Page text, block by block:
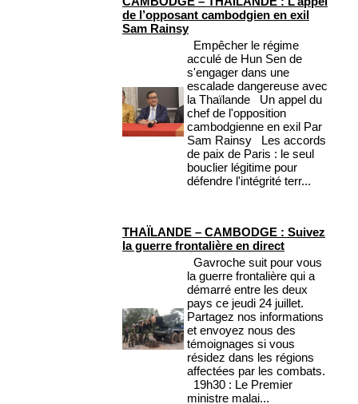
de l’opposant cambodgien en exil
Sam Rainsy
Empêcher le régime
acculé de Hun Sen de
s'engager dans une
escalade dangereuse avec
la Thaïlande Un appel du
chef de l'opposition
cambodgienne en exil Par
Sam Rainsy Les accords
de paix de Paris : le seul
bouclier légitime pour
défendre l'intégrité terr...
THAÏLANDE – CAMBODGE : Suivez
la guerre frontalière en direct
Gavroche suit pour vous
la guerre frontalière qui a
démarré entre les deux
pays ce jeudi 24 juillet.
Partagez nos informations
et envoyez nous des
témoignages si vous
résidez dans les régions
affectées par les combats.
19h30 : Le Premier
ministre malai...